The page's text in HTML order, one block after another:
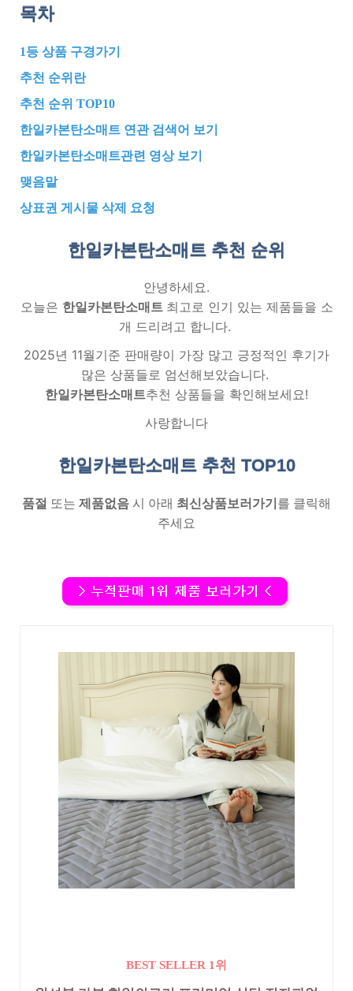
목차
1등 상품 구경가기
추천 순위란
추천 순위 TOP10
한일카본탄소매트 연관 검색어 보기
한일카본탄소매트관련 영상 보기
맺음말
상표권 게시물 삭제 요청
한일카본탄소매트 추천 순위
안녕하세요.
오늘은 한일카본탄소매트 최고로 인기 있는 제품들을 소
개 드리려고 합니다.
2025년 11월기준 판매량이 가장 많고 긍정적인 후기가
많은 상품들로 엄선해보았습니다.
한일카본탄소매트추천 상품들을 확인해보세요!
사랑합니다
한일카본탄소매트 추천 TOP10
품절 또는 제품없음 시 아래 최신상품보러가기 를 클릭해
주세요
BEST SELLER 1위